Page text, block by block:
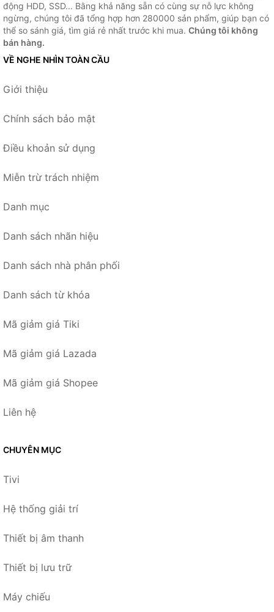
động HDD, SSD... Bằng khả năng sẵn có cùng sự nỗ lực không
ngừng, chúng tôi đã tổng hợp hơn 280000 sản phẩm, giúp bạn có
thể so sánh giá, tìm giá rẻ nhất trước khi mua. Chúng tôi không
bán hàng.
VỀ NGHE NHÌN TOÀN CẦU
Giới thiệu
Chính sách bảo mật
Điều khoản sử dụng
Miễn trừ trách nhiệm
Danh mục
Danh sách nhãn hiệu
Danh sách nhà phân phối
Danh sách từ khóa
Mã giảm giá Tiki
Mã giảm giá Lazada
Mã giảm giá Shopee
Liên hệ
CHUYÊN MỤC
Tivi
Hệ thống giải trí
Thiết bị âm thanh
Thiết bị lưu trữ
Máy chiếu